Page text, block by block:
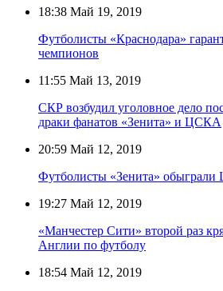
18:38 Май 19, 2019
Футболисты «Краснодара»
чемпионов
11:55 Май 13, 2019
СКР возбудил уголовное дело
драки фанатов «Зенита» и ЦСКА
20:59 Май 12, 2019
Футболисты «Зенита» обыграли
19:27 Май 12, 2019
«Манчестер Сити» второй раз
Англии по футболу
18:54 Май 12, 2019